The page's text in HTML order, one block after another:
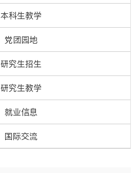
本科生教学
党团园地
研究生招生
研究生教学
就业信息
国际交流